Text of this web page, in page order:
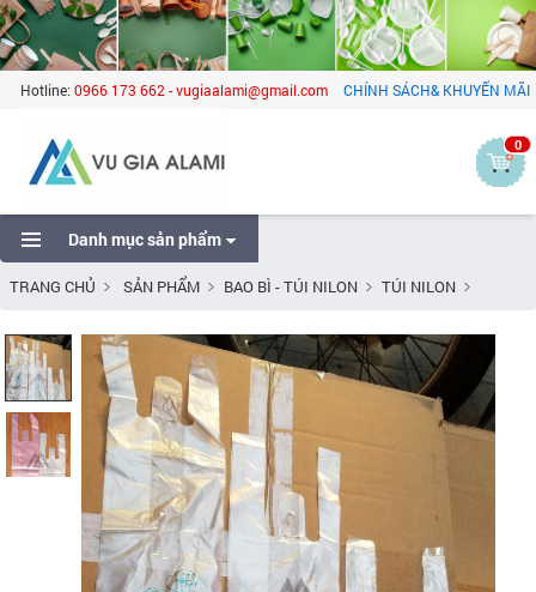
Hotline: 0966 173 662 - vugiaalami@gmail.com CHÍNH SÁCH& KHUYẾN MÃI
0
Danh mục sản phẩm
TRANG CHỦ SẢN PHẨM BAO BÌ - TÚI NILON TÚI NILON
TÚI NILON CÁC LOẠI